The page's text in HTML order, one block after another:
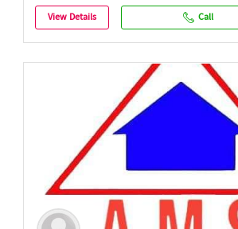
View Details Call